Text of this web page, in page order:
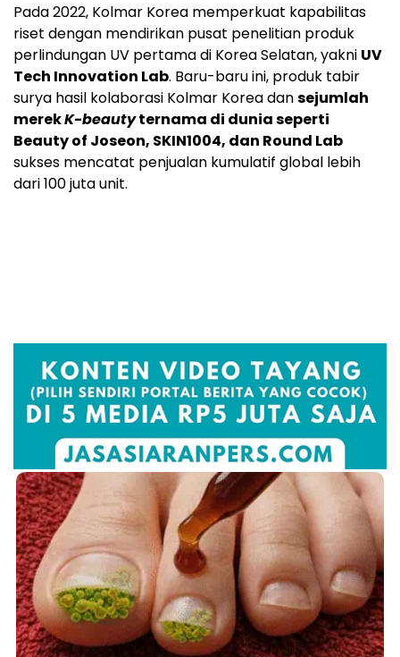
Pada 2022, Kolmar Korea memperkuat kapabilitas
riset dengan mendirikan pusat penelitian produk
perlindungan UV pertama di Korea Selatan, yakni UV
Tech Innovation Lab. Baru-baru ini, produk tabir
surya hasil kolaborasi Kolmar Korea dansejumlah
merekK-beautyternama di dunia seperti
Beauty of Joseon, SKIN1004, dan Round Lab
sukses mencatat penjualan kumulatif global lebih
dari 100 juta unit.